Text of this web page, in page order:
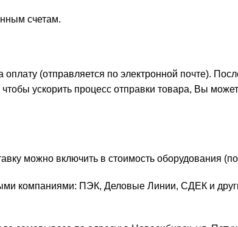
счетам.
(отправляется по электронной почте).
ускорить процесс отправки товара, Вы
можно включить в стоимость оборудования
компаниями: ПЭК, Деловые Линии, СДЕК и